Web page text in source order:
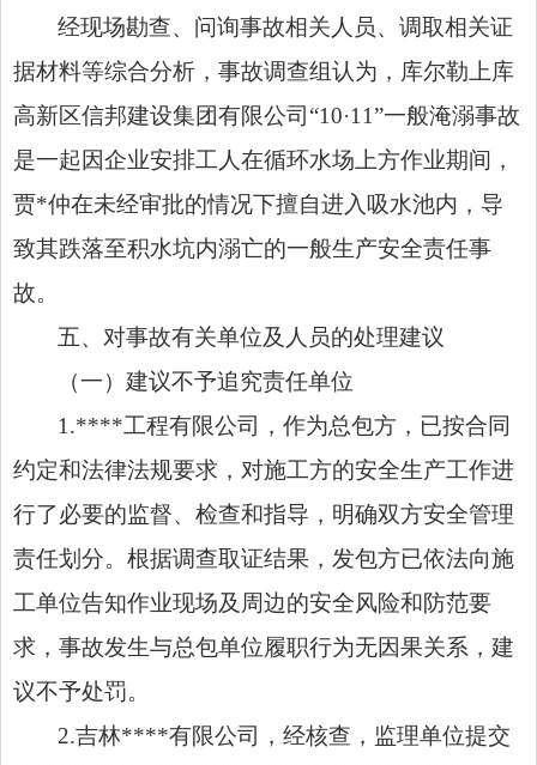
经现场勘查、问询事故相关人员、调取相关证
据材料等综合分析，事故调查组认为，库尔勒上库
高新区信邦建设集团有限公司“10·11”一般淹溺事故
是一起因企业安排工人在循环水场上方作业期间，
贾*仲在未经审批的情况下擅自进入吸水池内，导
致其跌落至积水坑内溺亡的一般生产安全责任事
故。
五、对事故有关单位及人员的处理建议
（一）建议不予追究责任单位
1.****工程有限公司，作为总包方，已按合同
约定和法律法规要求，对施工方的安全生产工作进
行了必要的监督、检查和指导，明确双方安全管理
责任划分。根据调查取证结果，发包方已依法向施
工单位告知作业现场及周边的安全风险和防范要
求，事故发生与总包单位履职行为无因果关系，建
议不予处罚。
2.吉林****有限公司，经核查，监理单位提交